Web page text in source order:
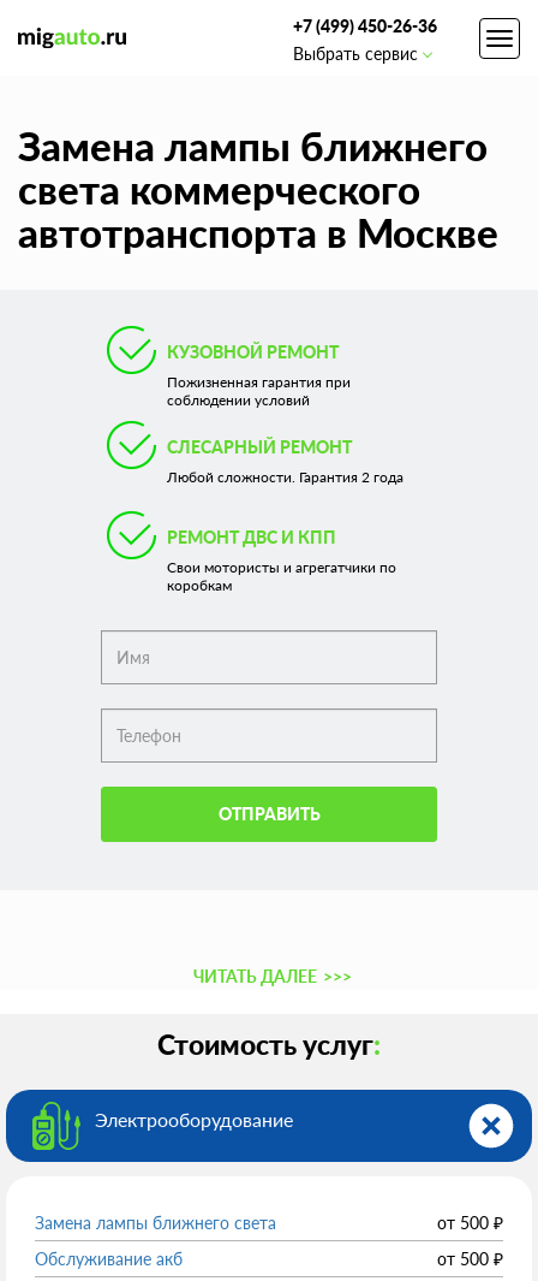
+7 (499) 450-26-36
Выбрать сервис
Замена лампы ближнего
света коммерческого
автотранспорта в Москве
КУЗОВНОЙ РЕМОНТ
Пожизненная гарантия при
соблюдении условий
СЛЕСАРНЫЙ РЕМОНТ
Любой сложности. Гарантия 2 года
РЕМОНТ ДВС И КПП
Свои мотористы и агрегатчики по
коробкам
ОТПРАВИТЬ
ЧИТАТЬ ДАЛЕЕ >>>
Стоимость услуг:
Электрооборудованиe
Замена лампы ближнего света от 500 ₽
Обслуживание акб
от 500 ₽